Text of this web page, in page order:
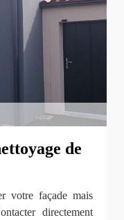
de
votre façade mais
directement